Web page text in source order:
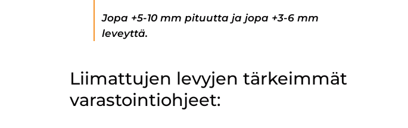
Jopa +5-10 mm pituutta ja jopa +3-6 mm
leveyttä.
Liimattujen levyjen tärkeimmät
varastointiohjeet: